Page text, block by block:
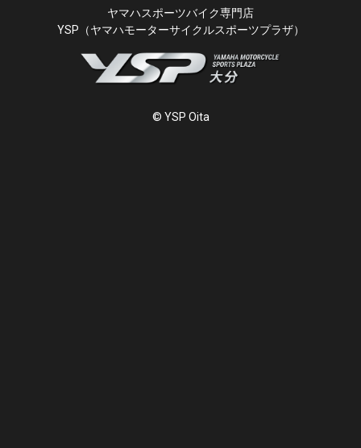
ヤマハスポーツバイク専門店
YSP（ヤマハモーターサイクルスポーツプラザ）
© YSP Oita